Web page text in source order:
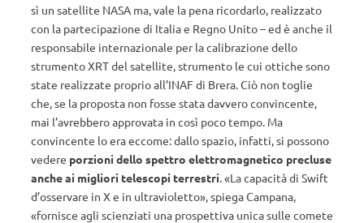
sì un satellite NASA ma, vale la pena ricordarlo, realizzato
con la partecipazione di Italia e Regno Unito – ed è anche il
responsabile internazionale per la calibrazione dello
strumento XRT del satellite, strumento le cui ottiche sono
state realizzate proprio all’INAF di Brera. Ciò non toglie
che, se la proposta non fosse stata davvero convincente,
mai l’avrebbero approvata in così poco tempo. Ma
convincente lo era eccome: dallo spazio, infatti, si possono
vedere porzioni dello spettro elettromagnetico precluse
anche ai migliori telescopi terrestri. «La capacità di Swift
d’osservare in X e in ultravioletto», spiega Campana,
«fornisce agli scienziati una prospettiva unica sulle comete